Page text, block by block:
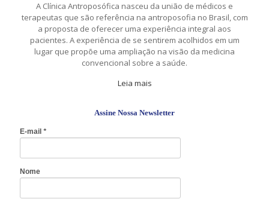
A Clínica Antroposófica nasceu da união de médicos e
terapeutas que são referência na antroposofia no Brasil, com
a proposta de oferecer uma experiência integral aos
pacientes. A experiência de se sentirem acolhidos em um
lugar que propõe uma ampliação na visão da medicina
convencional sobre a saúde.
Leia mais
Assine Nossa Newsletter